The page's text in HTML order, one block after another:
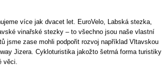
více jak dvacet let. EuroVelo, Labská stezka,
vinařské stezky – to všechno jsou naše vlastní
jsme zase mohli podpořit rozvoj například Vltavskou
Jizera. Cykloturistika jakožto šetrná forma turistiky
věci.